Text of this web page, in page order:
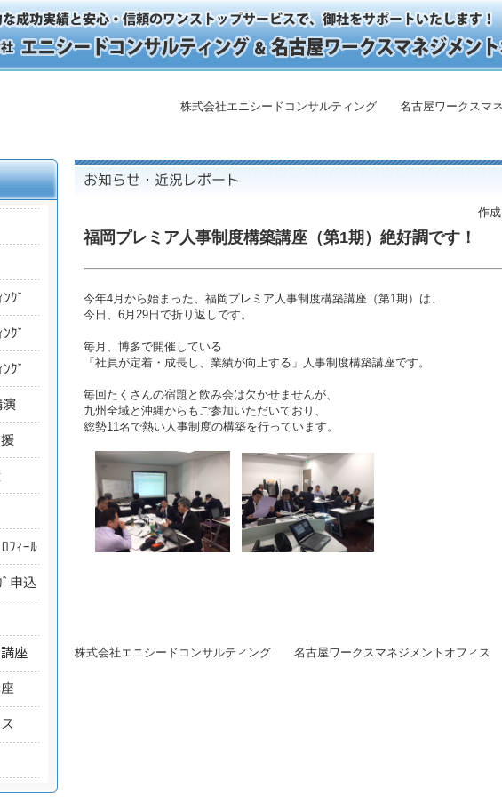
株式会社エニシードコンサルティング 名古屋ワークスマ
作
福岡プレミア人事制度構築講座（第1期）絶好調です！
今年4月から始まった、福岡プレミア人事制度構築講座（第1期）は、
今日、6月29日で折り返しです。
毎月、博多で開催している
「社員が定着・成長し、業績が向上する」人事制度構築講座です。
毎回たくさんの宿題と飲み会は欠かせませんが、
九州全域と沖縄からもご参加いただいており、
総勢11名で熱い人事制度の構築を行っています。
株式会社エニシードコンサルティング 名古屋ワークスマネジメントオフィス